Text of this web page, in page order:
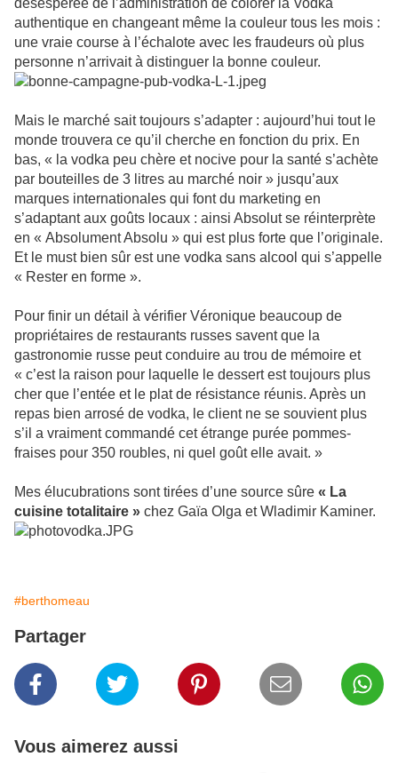
désespérée de l’administration de colorer la Vodka
authentique en changeant même la couleur tous les mois :
une vraie course à l’échalote avec les fraudeurs où plus
personne n’arrivait à distinguer la bonne couleur.
Mais le marché sait toujours s’adapter : aujourd’hui tout le
monde trouvera ce qu’il cherche en fonction du prix. En
bas, « la vodka peu chère et nocive pour la santé s’achète
par bouteilles de 3 litres au marché noir » jusqu’aux
marques internationales qui font du marketing en
s’adaptant aux goûts locaux : ainsi Absolut se réinterprète
en « Absolument Absolu » qui est plus forte que l’originale.
Et le must bien sûr est une vodka sans alcool qui s’appelle
« Rester en forme ».
Pour finir un détail à vérifier Véronique beaucoup de
propriétaires de restaurants russes savent que la
gastronomie russe peut conduire au trou de mémoire et
« c’est la raison pour laquelle le dessert est toujours plus
cher que l’entée et le plat de résistance réunis. Après un
repas bien arrosé de vodka, le client ne se souvient plus
s’il a vraiment commandé cet étrange purée pommes-
fraises pour 350 roubles, ni quel goût elle avait. »
Mes élucubrations sont tirées d’une source sûre « La
cuisine totalitaire » chez Gaïa Olga et Wladimir Kaminer.
#berthomeau
Partager
Vous aimerez aussi